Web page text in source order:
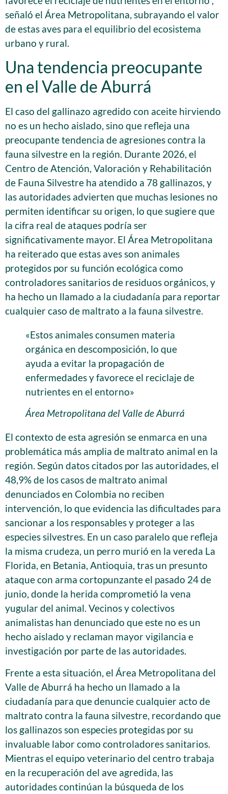
señaló el Área Metropolitana, subrayando el valor
de estas aves para el equilibrio del ecosistema
urbano y rural.
Una tendencia preocupante
en el Valle de Aburrá
El caso del gallinazo agredido con aceite hirviendo
no es un hecho aislado, sino que refleja una
preocupante tendencia de agresiones contra la
fauna silvestre en la región. Durante 2026, el
Centro de Atención, Valoración y Rehabilitación
de Fauna Silvestre ha atendido a 78 gallinazos, y
las autoridades advierten que muchas lesiones no
permiten identificar su origen, lo que sugiere que
la cifra real de ataques podría ser
significativamente mayor. El Área Metropolitana
ha reiterado que estas aves son animales
protegidos por su función ecológica como
controladores sanitarios de residuos orgánicos, y
ha hecho un llamado a la ciudadanía para reportar
cualquier caso de maltrato a la fauna silvestre.
«Estos animales consumen materia
orgánica en descomposición, lo que
ayuda a evitar la propagación de
enfermedades y favorece el reciclaje de
nutrientes en el entorno»
Área Metropolitana del Valle de Aburrá
El contexto de esta agresión se enmarca en una
problemática más amplia de maltrato animal en la
región. Según datos citados por las autoridades, el
48,9% de los casos de maltrato animal
denunciados en Colombia no reciben
intervención, lo que evidencia las dificultades para
sancionar a los responsables y proteger a las
especies silvestres. En un caso paralelo que refleja
la misma crudeza, un perro murió en la vereda La
Florida, en Betania, Antioquia, tras un presunto
ataque con arma cortopunzante el pasado 24 de
junio, donde la herida comprometió la vena
yugular del animal. Vecinos y colectivos
animalistas han denunciado que este no es un
hecho aislado y reclaman mayor vigilancia e
investigación por parte de las autoridades.
Frente a esta situación, el Área Metropolitana del
Valle de Aburrá ha hecho un llamado a la
ciudadanía para que denuncie cualquier acto de
maltrato contra la fauna silvestre, recordando que
los gallinazos son especies protegidas por su
invaluable labor como controladores sanitarios.
Mientras el equipo veterinario del centro trabaja
en la recuperación del ave agredida, las
autoridades continúan la búsqueda de los